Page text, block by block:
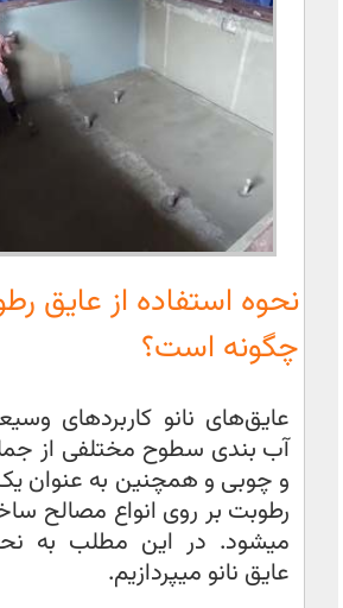
نحوه استفاده از عایق
چگونه است؟
عایق‌های نانو کاربردهای
آب بندی سطوح مختلفی از
و چوبی و همچنین به عنوان
رطوبت بر روی انواع مصالح
میشود. در این مطلب به
عایق نانو میپردازیم.